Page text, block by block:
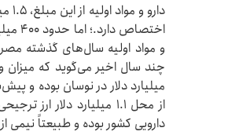
و مواد اولیه سال‌های گذشته
دارویی کشور بوده و طبیعتاً نیمی